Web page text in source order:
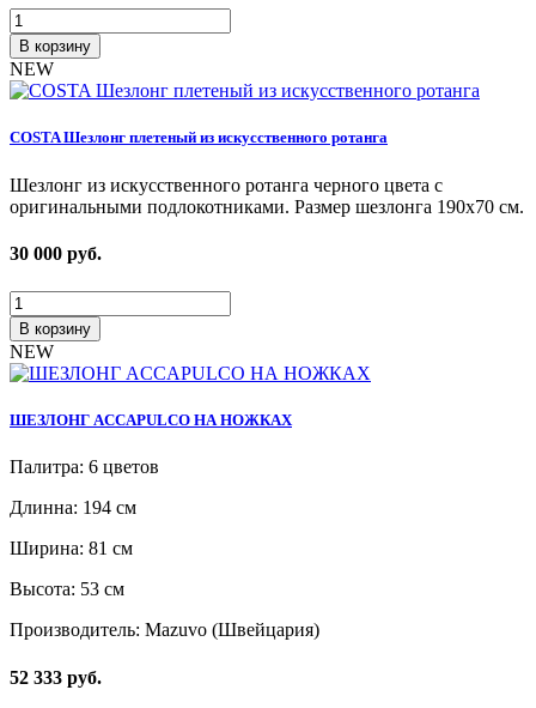
В корзину
NEW
COSTA Шезлонг плетеный из искусственного ротанга
Шезлонг из искусственного ротанга черного цвета с
оригинальными подлокотниками. Размер шезлонга 190х70 см.
30 000 руб.
В корзину
NEW
ШЕЗЛОНГ ACCAPULCO НА НОЖКАХ
Палитра: 6 цветов
Длинна: 194 см
Ширина: 81 см
Высота: 53 см
Производитель: Mazuvo (Швейцария)
52 333 руб.